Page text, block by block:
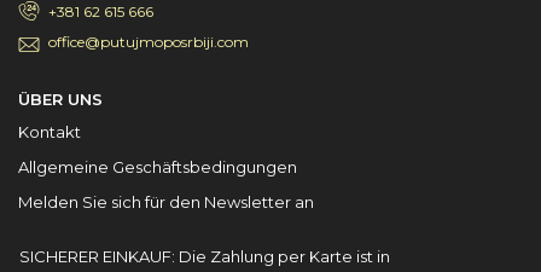
+381 62 615 666
office@putujmoposrbiji.com
ÜBER UNS
Kontakt
Allgemeine Geschäftsbedingungen
Melden Sie sich für den Newsletter an
SICHERER EINKAUF: Die Zahlung per Karte ist in